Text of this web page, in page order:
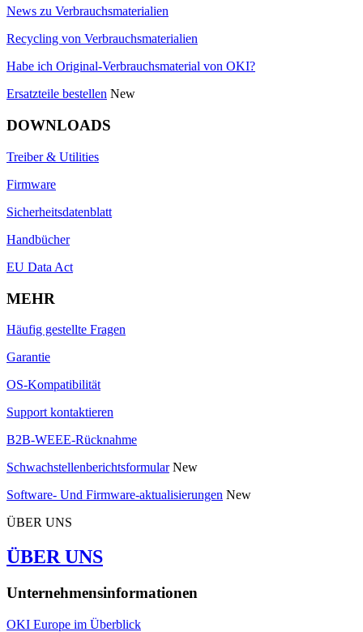
News zu Verbrauchsmaterialien
Recycling von Verbrauchsmaterialien
Habe ich Original-Verbrauchsmaterial von OKI?
Ersatzteile bestellen New
DOWNLOADS
Treiber & Utilities
Firmware
Sicherheitsdatenblatt
Handbücher
EU Data Act
MEHR
Häufig gestellte Fragen
Garantie
OS-Kompatibilität
Support kontaktieren
B2B-WEEE-Rücknahme
Schwachstellenberichtsformular New
Software- Und Firmware-aktualisierungen New
ÜBER UNS
ÜBER UNS
Unternehmensinformationen
OKI Europe im Überblick